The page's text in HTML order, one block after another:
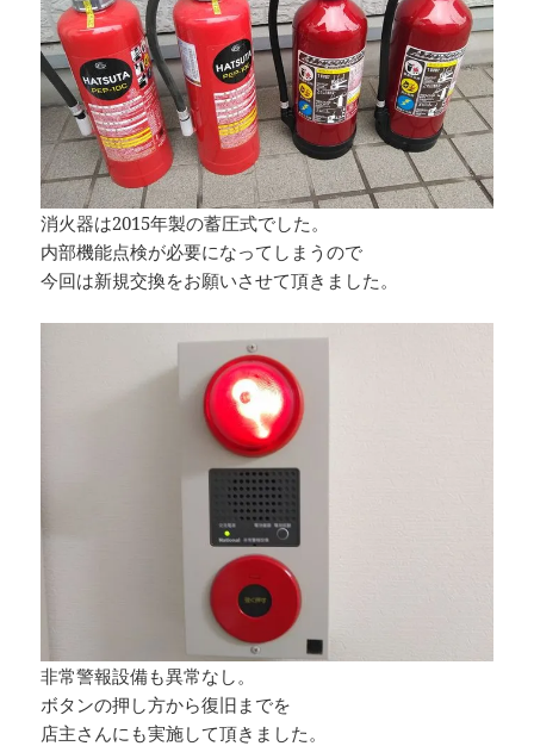
消火器は2015年製の蓄圧式でした。
内部機能点検が必要になってしまうので
今回は新規交換をお願いさせて頂きました。
非常警報設備も異常なし。
ボタンの押し方から復旧までを
店主さんにも実施して頂きました。